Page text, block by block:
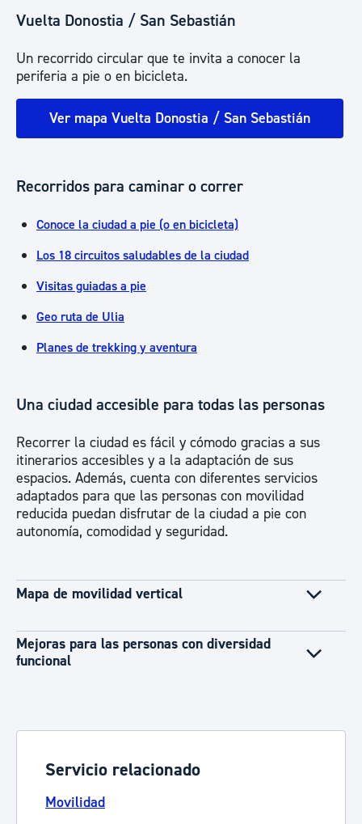
Vuelta Donostia / San Sebastián
Un recorrido circular que te invita a conocer la
periferia a pie o en bicicleta.
Ver mapa Vuelta Donostia / San Sebastián
Recorridos para caminar o correr
Conoce la ciudad a pie (o en bicicleta)
Los 18 circuitos saludables de la ciudad
Visitas guiadas a pie
Geo ruta de Ulia
Planes de trekking y aventura
Una ciudad accesible para todas las personas
Recorrer la ciudad es fácil y cómodo gracias a sus
itinerarios accesibles y a la adaptación de sus
espacios. Además, cuenta con diferentes servicios
adaptados para que las personas con movilidad
reducida puedan disfrutar de la ciudad a pie con
autonomía, comodidad y seguridad.
Mapa de movilidad vertical
Mejoras para las personas con diversidad
funcional
Servicio relacionado
Movilidad